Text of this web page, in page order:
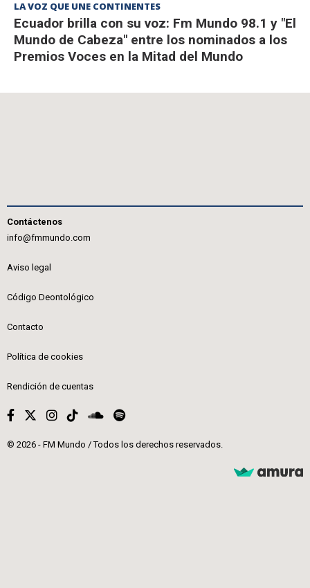
LA VOZ QUE UNE CONTINENTES
Ecuador brilla con su voz: Fm Mundo 98.1 y "El
Mundo de Cabeza" entre los nominados a los
Premios Voces en la Mitad del Mundo
Contáctenos
info@fmmundo.com
Aviso legal
Código Deontológico
Contacto
Política de cookies
Rendición de cuentas
© 2026 - FM Mundo / Todos los derechos reservados.